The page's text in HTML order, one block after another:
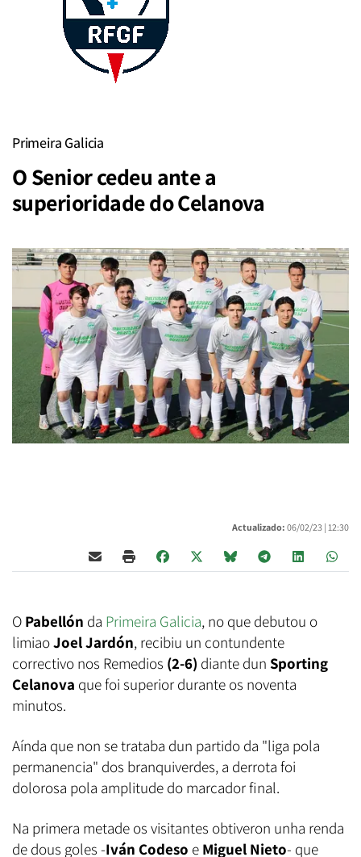
Primeira Galicia
O Senior cedeu ante a
superioridade do Celanova
Actualizado: 06/02/23 | 12:30
O Pabellón da Primeira Galicia, no que debutou o
limiaoJoel Jardón, recibiu un contundente
correctivo nos Remedios (2-6) diante dun Sporting
Celanova que foi superior durante os noventa
minutos.
Aínda que non se trataba dun partido da "liga pola
permanencia" dos branquiverdes, a derrota foi
dolorosa pola amplitude do marcador final.
Na primera metade os visitantes obtiveron unha renda
de dous goles -Iván Codeso e Miguel Nieto- que